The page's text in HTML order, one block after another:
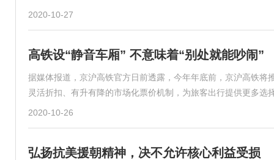
2020-10-27
高铁设“静音车厢” 不意味着“别处就能吵闹”
据媒体报道，京沪高铁官方日前透露，今年年底前，京沪高铁
灵活折扣、有升有降的市场化票价机制，为旅客出行提供更多选
2020-10-26
弘扬抗美援朝精神，决不允许核心利益受损